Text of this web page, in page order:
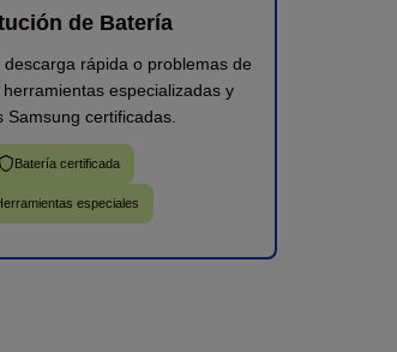
de Batería
rápida o problemas de
especializadas y
Samsung certificadas.
Batería certificada
especiales